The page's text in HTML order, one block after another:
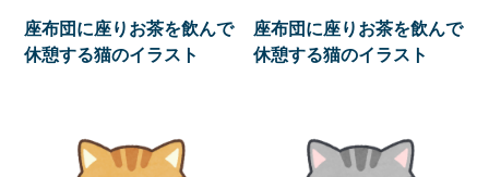
座布団に座りお茶を飲んで
休憩する猫のイラスト
座布団に座りお茶を飲んで
休憩する猫のイラスト